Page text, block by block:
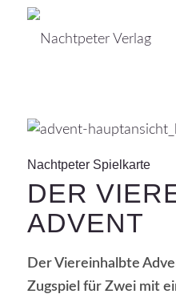
Nachtpeter Spielkarte
DER
ADVENT
Der Viereinhalbte
Zugspiel für Zwei mit